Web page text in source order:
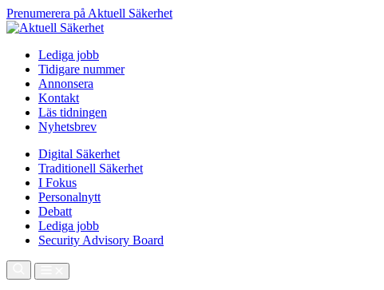
Prenumerera på Aktuell Säkerhet
Lediga jobb
Tidigare nummer
Annonsera
Kontakt
Läs tidningen
Nyhetsbrev
Digital Säkerhet
Traditionell Säkerhet
I Fokus
Personalnytt
Debatt
Lediga jobb
Security Advisory Board